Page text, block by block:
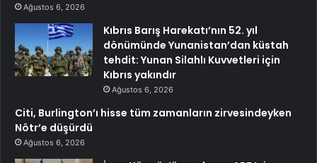
Ağustos 6, 2026
Kıbrıs Barış Harekatı’nın 52. yıl
dönümünde Yunanistan’dan küstah
tehdit: Yunan Silahlı Kuvvetleri için
Kıbrıs yakındır
Ağustos 6, 2026
Citi, Burlington’ı hisse tüm zamanların zirvesindeyken
Nötr’e düşürdü
Ağustos 6, 2026